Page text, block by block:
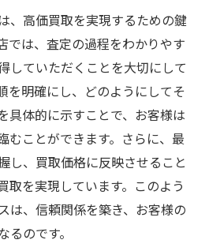
、高価買取を実現するための鍵
では、査定の過程をわかりやす
していただくことを大切にして
を明確にし、どのようにしてそ
具体的に示すことで、お客様は
むことができます。さらに、最
し、買取価格に反映させること
取を実現しています。このよう
は、信頼関係を築き、お客様の
のです。